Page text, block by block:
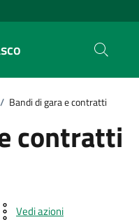
/ Bandi di gara e contratti
contratti
Vedi azioni